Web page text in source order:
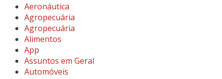
Aeronáutica
Agropecuária
Agropecuária
Alimentos
App
Assuntos em Geral
Automóveis